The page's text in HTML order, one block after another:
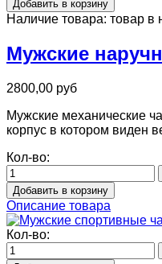
Наличие товара: товар в
Мужские
2800,00 руб
Мужские механические
корпус в котором виден
Кол-во:
Описание товара
Кол-во: